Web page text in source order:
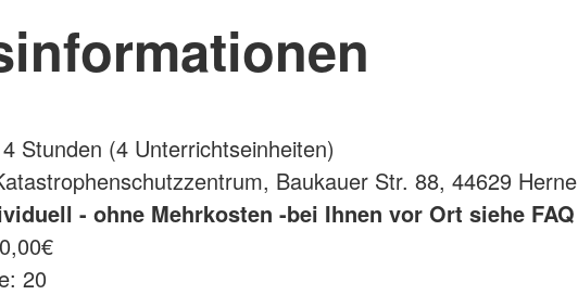
Stunden (4 Unterrichtseinheiten)
Baukauer Str. 88, 44629 Herne
- ohne Mehrkosten -bei Ihnen vor Ort siehe FAQ
20